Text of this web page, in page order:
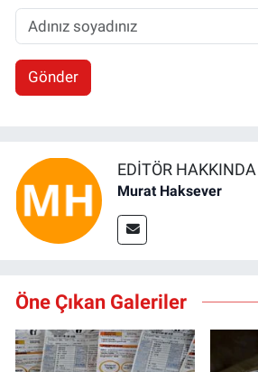
Gönder
EDITÖR HAKKINDA
Murat Haksever
Öne Çıkan Galeriler